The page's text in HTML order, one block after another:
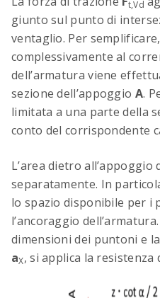
t,Vd
giunto sul punto di
ventaglio. Per semplificare,
complessivamente al
dell’armatura viene
sezione dell’appoggio A.
limitata a una parte della
conto del corrispondente
L’area dietro all’appoggio
separatamente. In
lo spazio disponibile per i
l’ancoraggio
dimensioni dei puntoni e
aX, si applica la resistenza